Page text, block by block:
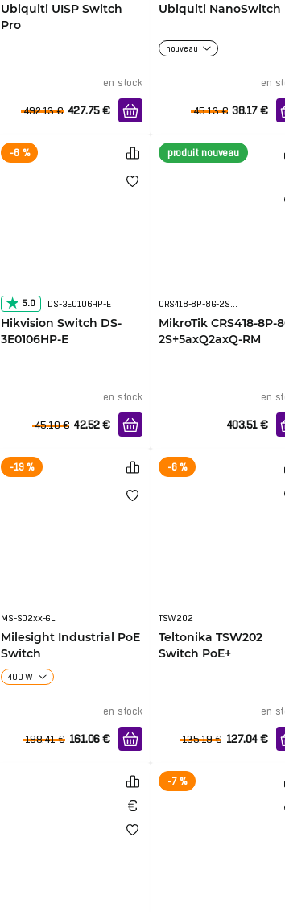
Ubiquiti UISP Switch
Pro
en stock
492.13 € 427.75 €
Ubiquiti NanoSwitch
nouveau
en
45.13 € 38.17 €
-6 %
5.0 DS-3E0106HP-E
Hikvision Switch DS-
3E0106HP-E
en stock
45.10 € 42.52 €
produit nouveau
CRS418-8P-8G-2S+5axQ2axQ-RM
MikroTik CRS418-8P-
2S+5axQ2axQ-RM
en
403.51 €
-19 %
MS-S02xx-GL
Milesight Industrial PoE
Switch
400 W
en stock
198.41 € 161.06 €
-6 %
TSW202
Teltonika TSW202
Switch PoE+
en
135.19 € 127.04 €
-7 %